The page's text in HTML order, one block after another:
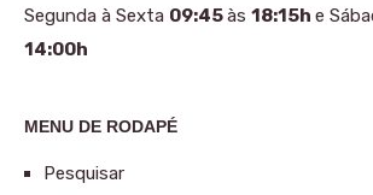
Segunda à Sexta 09:45às 18:15h e
14:00h
MENU DE RODAPÉ
Pesquisar